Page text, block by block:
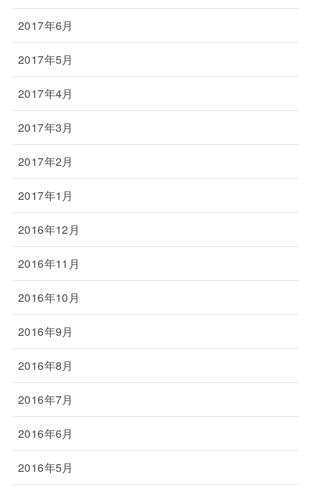
2017年6月
2017年5月
2017年4月
2017年3月
2017年2月
2017年1月
2016年12月
2016年11月
2016年10月
2016年9月
2016年8月
2016年7月
2016年6月
2016年5月